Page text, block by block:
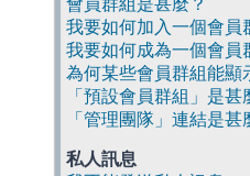
會員群組是甚麼？
我要如何加入一個會員
我要如何成為一個會員
為何某些會員群組能顯
「預設會員群組」是甚
「管理團隊」連結是甚
私人訊息